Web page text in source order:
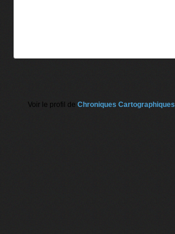
Voir le profil de Chroniques Cartographiques